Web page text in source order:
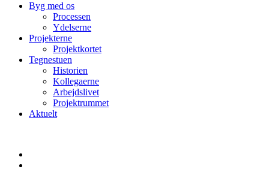
Byg med os
Processen
Ydelserne
Projekterne
Projektkortet
Tegnestuen
Historien
Kollegaerne
Arbejdslivet
Projektrummet
Aktuelt